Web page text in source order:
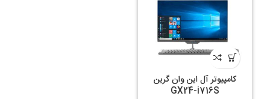
کامپیوتر آل این وان گرین
GX24-i716S